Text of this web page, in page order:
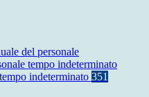
del personale
tempo indeterminato
indeterminato 351